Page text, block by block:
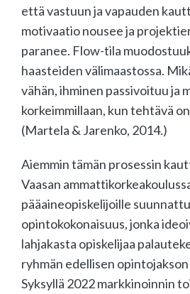
että vastuun ja vapauden
motivaatio nousee ja
paranee. Flow-tila
haasteiden välimaastossa.
vähän, ihminen passivoituu ja
korkeimmillaan, kun tehtävä
(Martela & Jarenko, 2014.)
Aiemmin tämän prosessin
Vaasan
pääaineopiskelijoille suunnattu
opintokokonaisuus, jonka
lahjakasta opiskelijaa
ryhmän edellisen
Syksyllä 2022 markkinoinnin